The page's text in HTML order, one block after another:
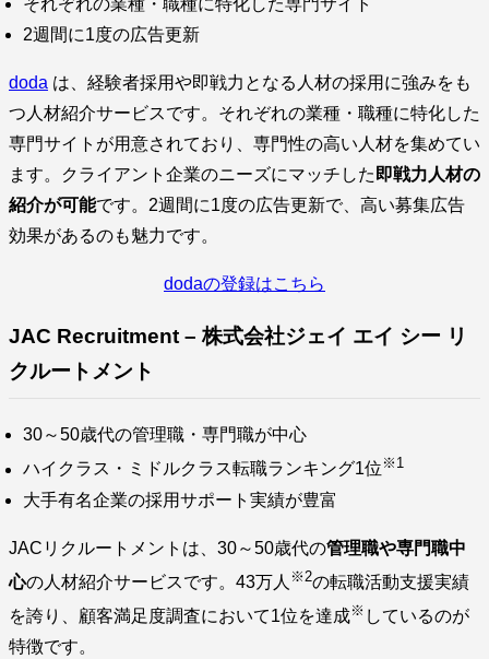
2週間に1度の広告更新
doda は、経験者採用や即戦力となる人材の採用に強みをも
つ人材紹介サービスです。それぞれの業種・職種に特化した
専門サイトが用意されており、専門性の高い人材を集めてい
ます。クライアント企業のニーズにマッチした 即戦力人材の
紹介が可能です。2週間に1度の広告更新で、高い募集広告
効果があるのも魅力です。
dodaの登録はこちら
JAC Recruitment – 株式会社ジェイ エイ シー リ
クルートメント
30～50歳代の管理職・専門職が中心
ハイクラス・ミドルクラス転職ランキング1位 ※1
大手有名企業の採用サポート実績が豊富
JACリクルートメントは、30～50歳代の管理職や専門職中
心の人材紹介サービスです。43万人 ※2の転職活動支援実績
を誇り、顧客満足度調査において1位を達成※ しているのが
特徴です。